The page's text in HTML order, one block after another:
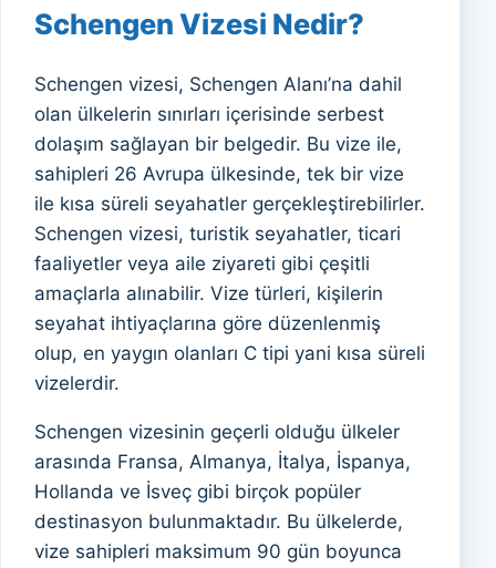
Schengen Vizesi Nedir?
Schengen vizesi, Schengen Alanı’na dahil
olan ülkelerin sınırları içerisinde serbest
dolaşım sağlayan bir belgedir. Bu vize ile,
sahipleri 26 Avrupa ülkesinde, tek bir vize
ile kısa süreli seyahatler gerçekleştirebilirler.
Schengen vizesi, turistik seyahatler, ticari
faaliyetler veya aile ziyareti gibi çeşitli
amaçlarla alınabilir. Vize türleri, kişilerin
seyahat ihtiyaçlarına göre düzenlenmiş
olup, en yaygın olanları C tipi yani kısa süreli
vizelerdir.
Schengen vizesinin geçerli olduğu ülkeler
arasında Fransa, Almanya, İtalya, İspanya,
Hollanda ve İsveç gibi birçok popüler
destinasyon bulunmaktadır. Bu ülkelerde,
vize sahipleri maksimum 90 gün boyunca